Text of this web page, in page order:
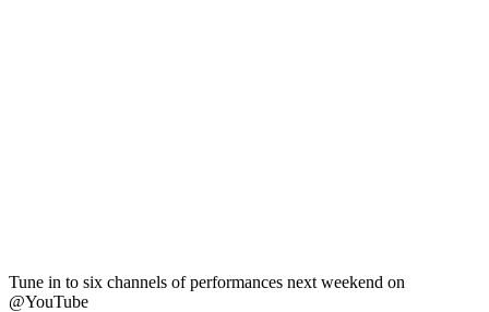
Tune in to six channels of performances next weekend on
@YouTube